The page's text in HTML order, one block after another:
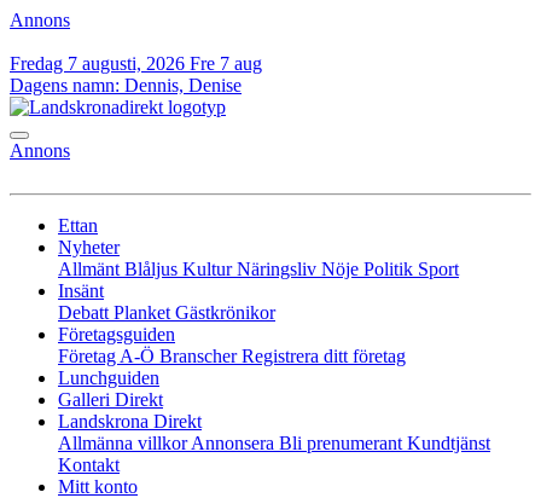
Annons
Fredag 7 augusti, 2026 Fre 7 aug
Dagens namn: Dennis, Denise
Annons
Ettan
Nyheter
Allmänt Blåljus KulturNäringsliv Nöje Politik Sport
Insänt
Debatt Planket Gästkrönikor
Företagsguiden
Företag A-Ö BranscherRegistrera ditt företag
Lunchguiden
Galleri Direkt
Landskrona Direkt
Allmänna villkorAnnonsera Bli prenumerant Kundtjänst
Kontakt
Mitt konto